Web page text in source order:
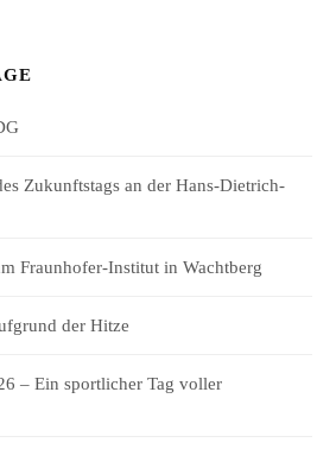
Zukunftstags an der Hans-Dietrich-
Fraunhofer-Institut in Wachtberg
der Hitze
– Ein sportlicher Tag voller